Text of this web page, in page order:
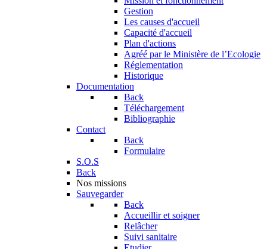
Gestion
Les causes d'accueil
Capacité d'accueil
Plan d'actions
Agréé par le Ministère de l’Ecologie
Réglementation
Historique
Documentation
Back
Téléchargement
Bibliographie
Contact
Back
Formulaire
S.O.S
Back
Nos missions
Sauvegarder
Back
Accueillir et soigner
Relâcher
Suivi sanitaire